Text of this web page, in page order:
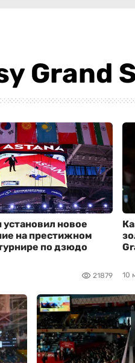
Grand
установил новое
на престижном
по дзюдо
21879 10